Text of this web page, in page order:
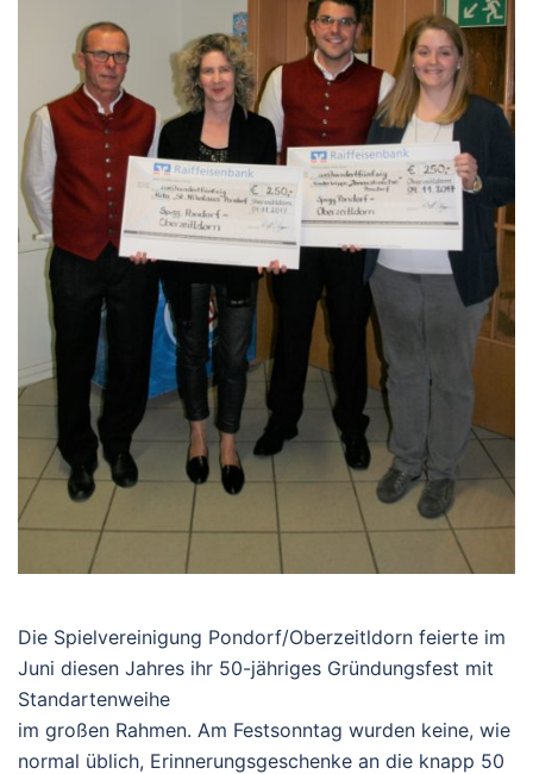
Die Spielvereinigung Pondorf/Oberzeitldorn feierte im
Juni diesen Jahres ihr 50-jähriges Gründungsfest mit
Standartenweihe
im großen Rahmen. Am Festsonntag wurden keine, wie
normal üblich, Erinnerungsgeschenke an die knapp 50